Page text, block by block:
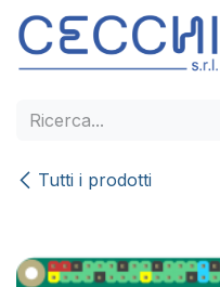
Passa al contenuto
Tutti i prodotti